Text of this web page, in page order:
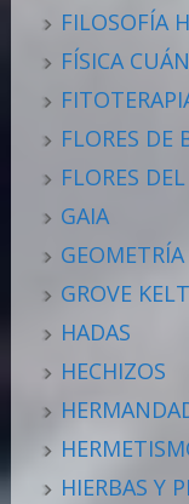
FILOSOFÍA
FÍSICA
FLORES DE
FLORES
GAIA
GROVE
HADAS
HECHIZOS
HIERBAS Y